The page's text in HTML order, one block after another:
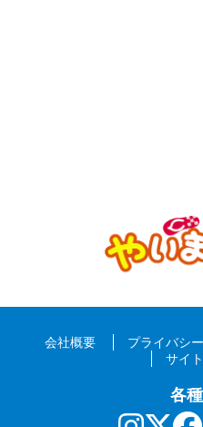
会社概要 プライバシ
サイ
各